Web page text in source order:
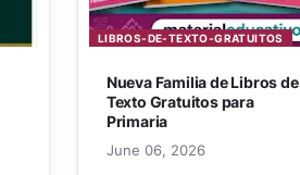
LIBROS-DE-TEXTO-GRATUITOS
Nueva Familia de Libros de
Texto Gratuitos para
Primaria
June 06, 2026